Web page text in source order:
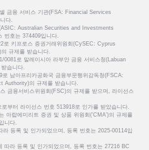
금융 서비스 기관(FSA: Financial Services
다.
Australian Securities and Investments
번호는 374409입니다.
키프로스 증권거래위원회(CySEC: Cyprus
규제를 받습니다.
로 말레이시아 라부안 금융 서비스청(Labuan
습니다.
남아프리카공화국 금융부문행위감독청(FSCA:
Authority)의 규제를 받습니다.
금융서비스위원회(FSC)의 규제를 받으며, 라이선스
부터 라이선스 번호 513918로 인가를 받았습니다.
아랍에미리트 증권 및 상품 위원회('CMA')의 규제를
니다.
등록 및 인가되었으며, 등록 번호는 2025-00114입
따라 등록 및 인가되었으며, 등록 번호는 27216 BC